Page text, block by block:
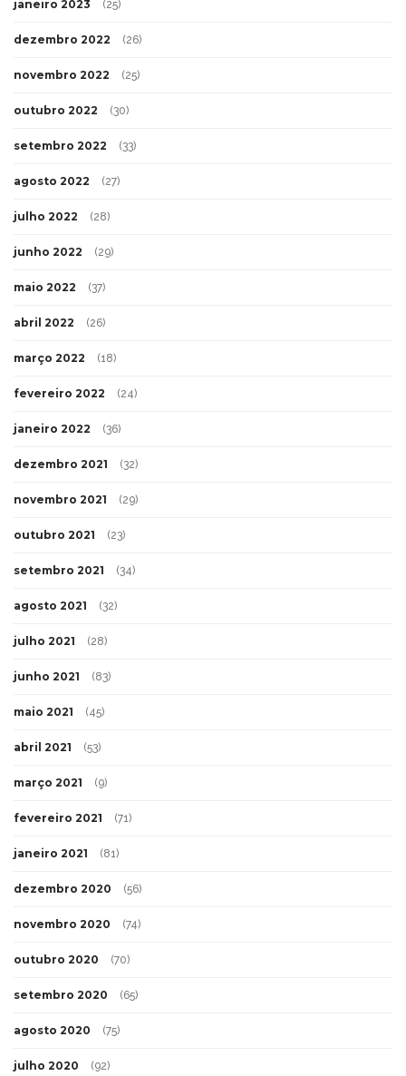
janeiro 2023 (25)
dezembro 2022 (26)
novembro 2022 (25)
outubro 2022 (30)
setembro 2022 (33)
agosto 2022 (27)
julho 2022 (28)
junho 2022 (29)
maio 2022 (37)
abril 2022 (26)
março 2022 (18)
fevereiro 2022 (24)
janeiro 2022 (36)
dezembro 2021 (32)
novembro 2021 (29)
outubro 2021 (23)
setembro 2021 (34)
agosto 2021 (32)
julho 2021 (28)
junho 2021 (83)
maio 2021 (45)
abril 2021 (53)
março 2021 (9)
fevereiro 2021 (71)
janeiro 2021 (81)
dezembro 2020 (56)
novembro 2020 (74)
outubro 2020 (70)
setembro 2020 (65)
agosto 2020 (75)
julho 2020 (92)